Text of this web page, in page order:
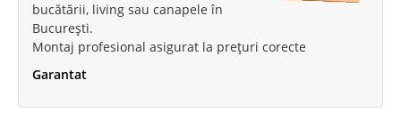
4.100 Lei
Pret Redus 2.485 Lei
bucătării, living sau canapele în
București.
Montaj profesional asigurat la prețuri corecte
Garantat